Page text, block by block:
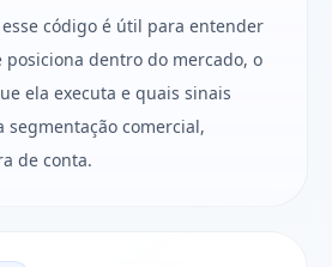
código é útil para entender
posiciona dentro do mercado, o
ela executa e quais sinais
segmentação comercial,
de conta.